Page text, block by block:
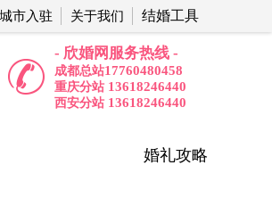
城市入驻 关于我们 结婚工具
- 欣婚网服务热线 -
成都总站17760480458
重庆分站 13618246440
西安分站 13618246440
婚礼攻略